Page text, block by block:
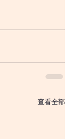
查看全部